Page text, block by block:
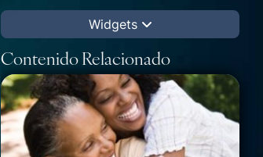
Widgets
Contenido Relacionado